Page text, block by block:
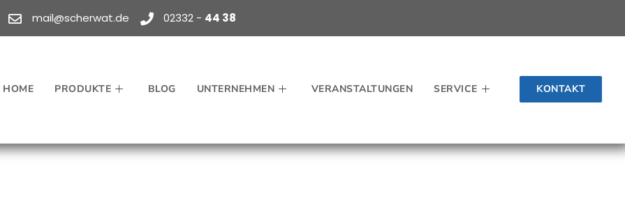
mail@scherwat.de 02332 - 44 38
HOME PRODUKTE BLOG UNTERNEHMEN VERANSTALTUNGEN SERVICE KONTAKT